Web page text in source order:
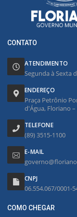
CONTATO
ATENDIMENTO
Segunda à Sexta
ENDEREÇO
Praça Petrônio
d'Água, Floriano –
TELEFONE
(89) 3515-1100
E-MAIL
CNPJ
06.554.067/0001-
COMO CHEGAR